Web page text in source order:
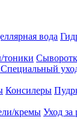
вода
тоники
Специальный
Консилеры
кремы Уход за